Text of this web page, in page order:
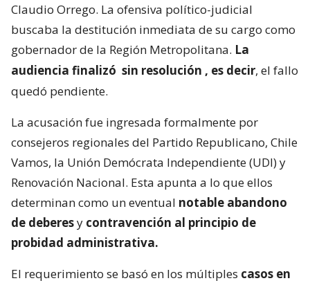
Claudio Orrego. La ofensiva político-judicial
buscaba la destitución inmediata de su cargo como
gobernador de la Región Metropolitana. La
audiencia finalizó sin resolución , es decir, el fallo
quedó pendiente.
La acusación fue ingresada formalmente por
consejeros regionales del Partido Republicano, Chile
Vamos, la Unión Demócrata Independiente (UDI) y
Renovación Nacional. Esta apunta a lo que ellos
determinan como un eventual notable abandono
de deberesy contravención al principio de
probidad administrativa.
El requerimiento se basó en los múltiples casos en